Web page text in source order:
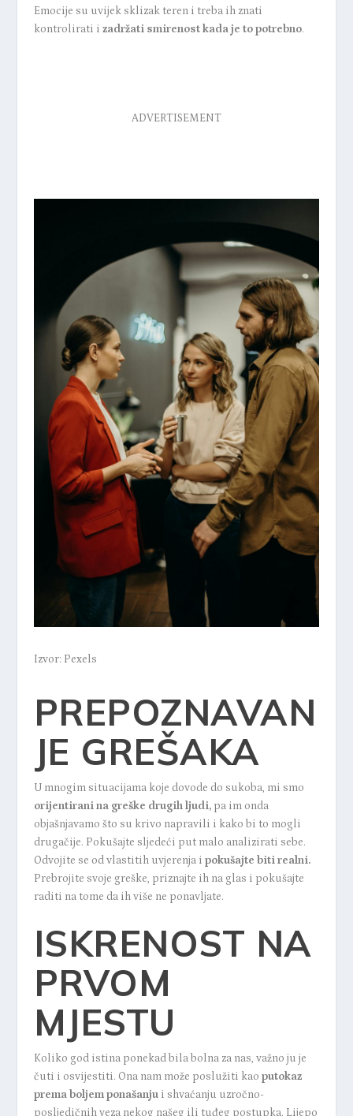
Emocije su uvijek sklizak teren i treba ih znati
kontrolirati i zadržati smirenost kada je to potrebno.
ADVERTISEMENT
Izvor: Pexels
PREPOZNAVAN
JE GREŠAKA
U mnogim situacijama koje dovode do sukoba, mi smo
orijentirani na greške drugih ljudi,pa im onda
objašnjavamo što su krivo napravili i kako bi to mogli
drugačije. Pokušajte sljedeći put malo analizirati sebe.
Odvojite se od vlastitih uvjerenja i pokušajte biti realni.
Prebrojite svoje greške, priznajte ih na glas i pokušajte
raditi na tome da ih više ne ponavljate.
ISKRENOST NA
PRVOM
MJESTU
Koliko god istina ponekad bila bolna za nas, važno ju je
čuti i osvijestiti. Ona nam može poslužiti kao putokaz
prema boljem ponašanjui shvaćanju uzročno-
posljedičnih veza nekog našeg ili tuđeg postupka. Lijepo